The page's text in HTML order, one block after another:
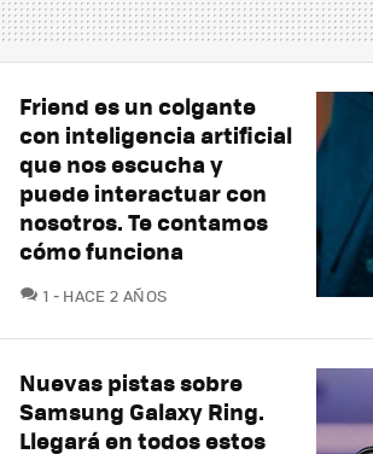
Friend es un colgante
con inteligencia artificial
que nos escucha y
puede interactuar con
nosotros. Te contamos
cómo funciona
1 COMENTARIOS
HACE 2 AÑOS
Nuevas pistas sobre
Samsung Galaxy Ring.
Llegará en todos estos